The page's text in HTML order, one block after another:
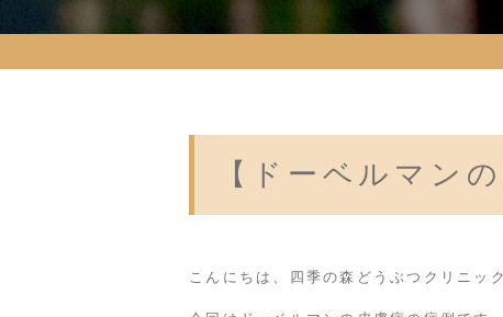
【ドーベルマン
こんにちは、四季の森どうぶつクリニッ